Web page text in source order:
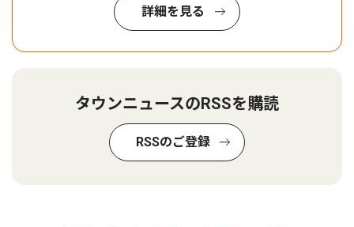
詳細を見る
タウンニュースのRSSを購読
RSSのご登録